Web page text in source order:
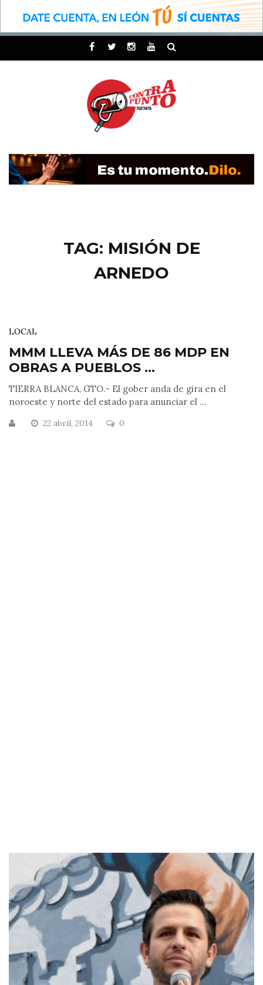
TAG: MISIÓN DE
ARNEDO
LOCAL
MMM LLEVA MÁS DE 86 MDP EN
OBRAS A PUEBLOS ...
TIERRA BLANCA, GTO.- El gober anda de gira en el
noroeste y norte del estado para anunciar el ...
22 abril, 2014 0